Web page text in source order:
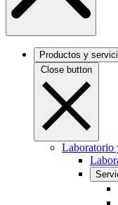
Productos y
Close button
Laboratorio